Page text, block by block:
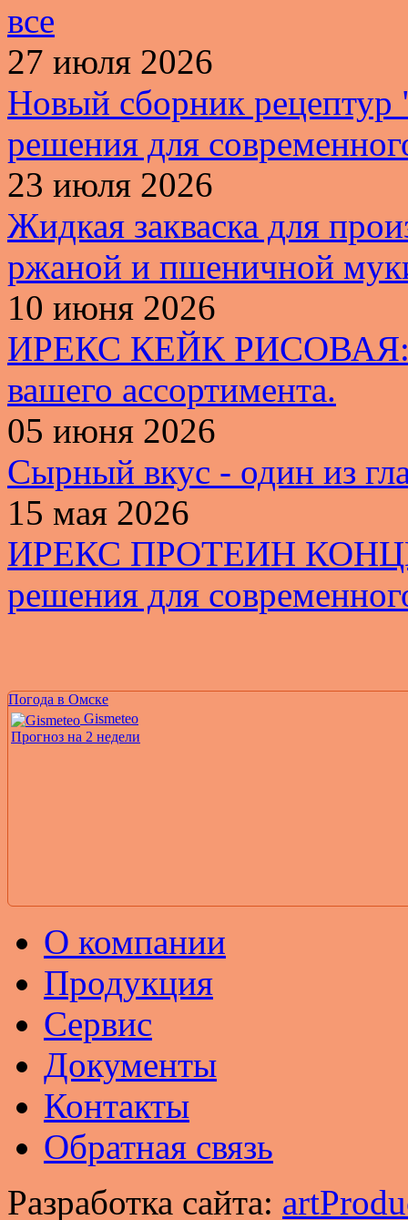
все
27 июля 2026
Новый сборник
решения для
23 июля 2026
Жидкая закваска для
ржаной и пшеничной
10 июня 2026
ИРЕКС КЕЙК РИСОВАЯ:
вашего ассортимента.
05 июня 2026
Сырный вкус - один из
15 мая 2026
ИРЕКС ПРОТЕИН
решения для
Погода в Омске
Gismeteo
Прогноз на 2 недели
О компании
Продукция
Сервис
Документы
Контакты
Обратная связь
Разработка сайта: